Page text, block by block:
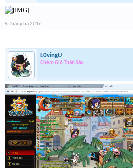
9 Tháng ba 2016
L0vingU
Chém Gió Thần Sầu